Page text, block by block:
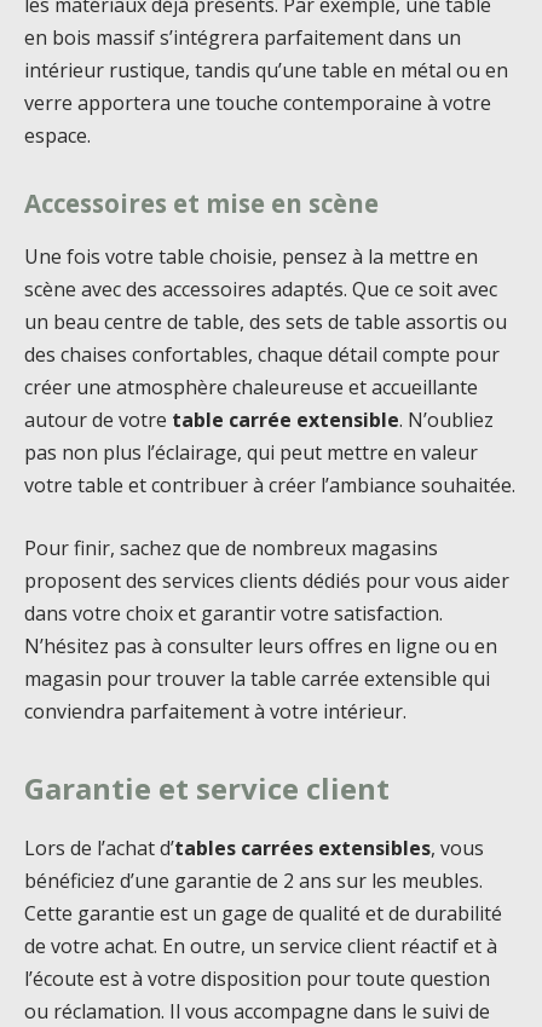
en bois massif s’intégrera parfaitement dans un
intérieur rustique, tandis qu’une table en métal ou en
verre apportera une touche contemporaine à votre
espace.
Accessoires et mise en scène
Une fois votre table choisie, pensez à la mettre en
scène avec des accessoires adaptés. Que ce soit avec
un beau centre de table, des sets de table assortis ou
des chaises confortables, chaque détail compte pour
créer une atmosphère chaleureuse et accueillante
autour de votre table carrée extensible. N’oubliez
pas non plus l’éclairage, qui peut mettre en valeur
votre table et contribuer à créer l’ambiance souhaitée.
Pour finir, sachez que de nombreux magasins
proposent des services clients dédiés pour vous aider
dans votre choix et garantir votre satisfaction.
N’hésitez pas à consulter leurs offres en ligne ou en
magasin pour trouver la table carrée extensible qui
conviendra parfaitement à votre intérieur.
Garantie et service client
Lors de l’achat d’tables carrées extensibles, vous
bénéficiez d’une garantie de 2 ans sur les meubles.
Cette garantie est un gage de qualité et de durabilité
de votre achat. En outre, un service client réactif et à
l’écoute est à votre disposition pour toute question
ou réclamation. Il vous accompagne dans le suivi de